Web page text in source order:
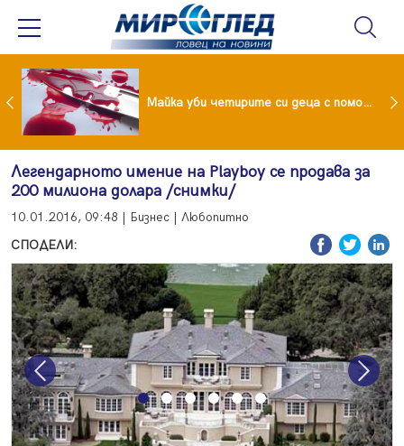
Проф.Кантарджиев: Пазете се от комарите и полово предаваните инфекции Майка уби четирите си деца с помощта на баба им, след което се самоуби
Легендарното имение на Playboy се продава за
200 милиона долара /снимки/
10.01.2016, 09:48 | Бизнес | Любопитно
СПОДЕЛИ:
Previous Next